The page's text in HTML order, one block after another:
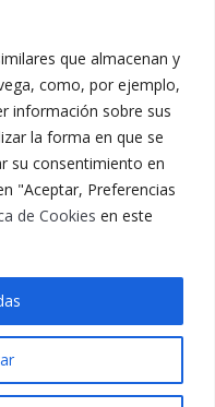
que almacenan y
como, por ejemplo,
información sobre sus
la forma en que se
su consentimiento en
"Aceptar, Preferencias
de Cookies en este
Cruz